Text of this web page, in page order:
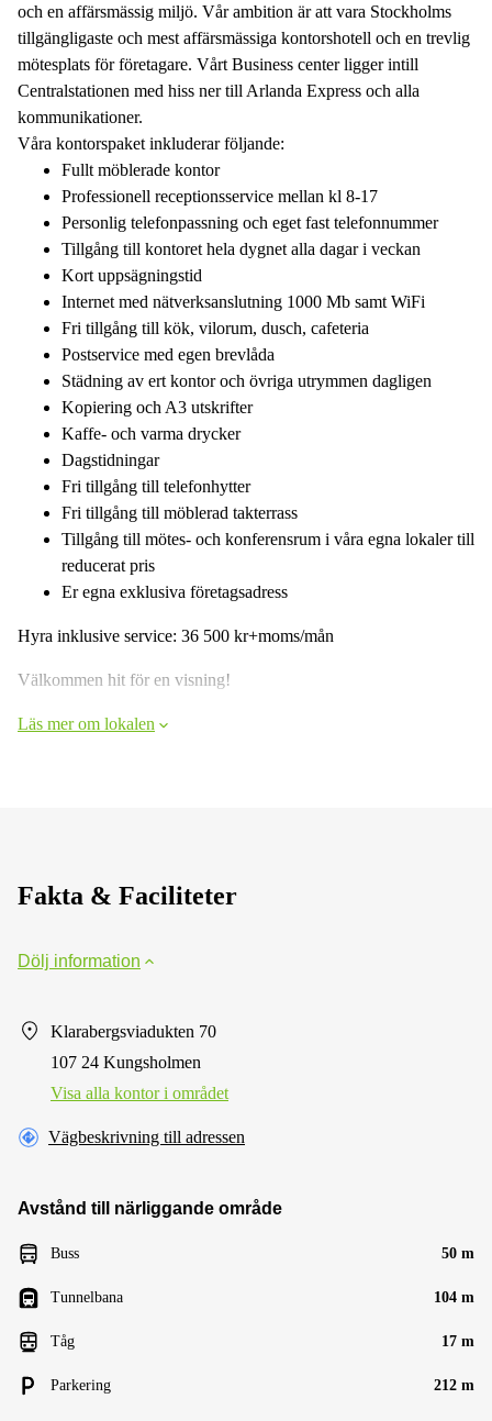
och en affärsmässig miljö. Vår ambition är att vara Stockholms
tillgängligaste och mest affärsmässiga kontorshotell och en trevlig
mötesplats för företagare. Vårt Business center ligger intill
Centralstationen med hiss ner till Arlanda Express och alla
kommunikationer.
Våra kontorspaket inkluderar följande:
Fullt möblerade kontor
Professionell receptionsservice mellan kl 8-17
Personlig telefonpassning och eget fast telefonnummer
Tillgång till kontoret hela dygnet alla dagar i veckan
Kort uppsägningstid
Internet med nätverksanslutning 1000 Mb samt WiFi
Fri tillgång till kök, vilorum, dusch, cafeteria
Postservice med egen brevlåda
Städning av ert kontor och övriga utrymmen dagligen
Kopiering och A3 utskrifter
Kaffe- och varma drycker
Dagstidningar
Fri tillgång till telefonhytter
Fri tillgång till möblerad takterrass
Tillgång till mötes- och konferensrum i våra egna lokaler till
reducerat pris
Er egna exklusiva företagsadress
Hyra inklusive service: 36 500 kr+moms/mån
Välkommen hit för en visning!
Läs mer om lokalen
Fakta & Faciliteter
Dölj information
Klarabergsviadukten 70
107 24 Kungsholmen
Visa alla kontor i området
Vägbeskrivning till adressen
Avstånd till närliggande område
Buss 50 m
Tunnelbana 104 m
Tåg 17 m
Parkering 212 m